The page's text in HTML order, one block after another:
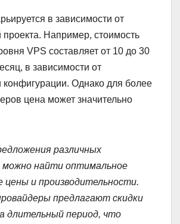
в зависимости от
проекта. Например, стоимость
VPS составляет от 10 до 30
в зависимости от
конфигурации. Однако для более
цена может значительно
различных
можно найти оптимальное
цены и производительности.
предлагают скидки
длительный период, что